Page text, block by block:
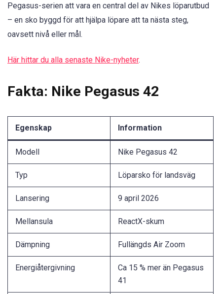
Pegasus-serien att vara en central del av Nikes löparutbud
– en sko byggd för att hjälpa löpare att ta nästa steg,
oavsett nivå eller mål.
Här hittar du alla senaste Nike-nyheter.
Fakta: Nike Pegasus 42
Egenskap Information
Modell Nike Pegasus 42
Typ Löparsko för landsväg
Lansering 9 april 2026
Mellansula ReactX-skum
Dämpning Fullängds Air Zoom
Energiåtergivning
Ca 15 % mer än Pegasus
41